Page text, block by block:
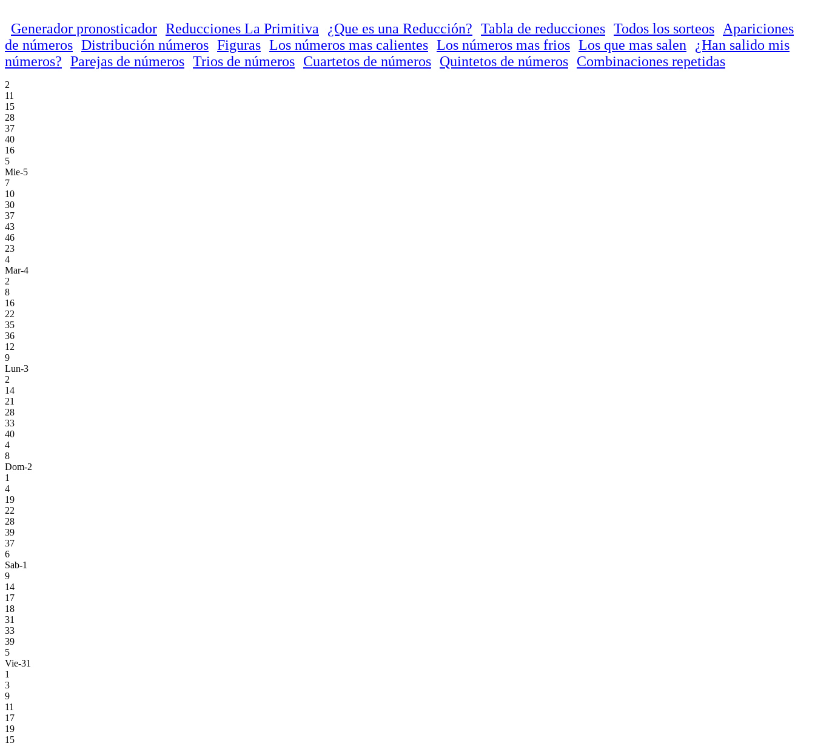
Generador pronosticador Reducciones La Primitiva ¿Que es una Reducción? Tabla de reducciones Todos los sorteos
Apariciones
de números Distribución números Figuras Los números mas calientes Los números mas frios Los que mas salen
¿Han salido mis
números? Parejas de números Trios de números Cuartetos de números Quintetos de números Combinaciones repetidas
2
11
15
28
37
40
16
5
Mie-5
7
10
30
37
43
46
23
4
Mar-4
2
8
16
22
35
36
12
9
Lun-3
2
14
21
28
33
40
4
8
Dom-2
1
4
19
22
28
39
37
6
Sab-1
9
14
17
18
31
33
39
5
Vie-31
1
3
9
11
17
19
15